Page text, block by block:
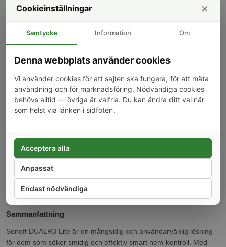
Automatisk styrning av belysning baserad på scheman eller
Möjliggör integration med röstassistenter för handsfree-
strömförbrukning.
Specifikationer
Tvåkanalsstyrning för separat hantering av två enheter.
Kompatibilitet med både Android och iOS för app-kontroll.
Alexa och Google Assistant.
Inbyggd funktion för energimätning med realtidsövervakning.
Trådlös anslutning via Wi-Fi standard, enkel
Strömkrav: AC 100-240V, 50/60 Hz.
Mått: 54x49x24 mm vilket gör det enkelt att installera bakom
väggströmbrytare.
Sammanfattning
Sonoff DUALR3 Lite är en mångsidig och användarvänlig lösning
för dem som söker smidig och effektiv smart hem-kontroll. Med
Cookieinställningar ×
Samtycke Information Om
Denna webbplats använder cookies
Vi använder cookies för att sajten ska fungera, för att mäta
användning och för marknadsföring. Nödvändiga cookies
behövs alltid — övriga är valfria. Du kan ändra ditt val när
som helst via länken i sidfoten.
Endast nödvändiga
Anpassat
Acceptera alla